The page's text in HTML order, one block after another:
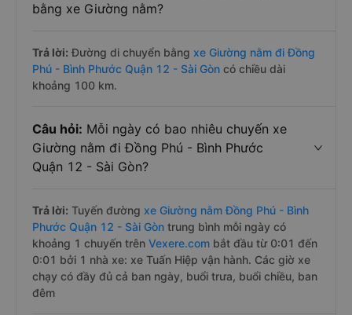
bằng xe Giường nằm?
Trả lời: Đường di chuyển bằng xe Giường nằm đi Đồng
Phú - Bình Phước Quận 12 - Sài Gòn có chiều dài
khoảng 100 km.
Câu hỏi: Mỗi ngày có bao nhiêu chuyến xe
Giường nằm đi Đồng Phú - Bình Phước
Quận 12 - Sài Gòn?
Trả lời: Tuyến đường xe Giường nằm Đồng Phú - Bình
Phước Quận 12 - Sài Gòn trung bình mỗi ngày có
khoảng 1 chuyến trên Vexere.com bắt đầu từ 0:01 đến
0:01 bởi 1 nhà xe: xe Tuấn Hiệp vận hành. Các giờ xe
chạy có đầy đủ cả ban ngày, buổi trưa, buổi chiều, ban
đêm